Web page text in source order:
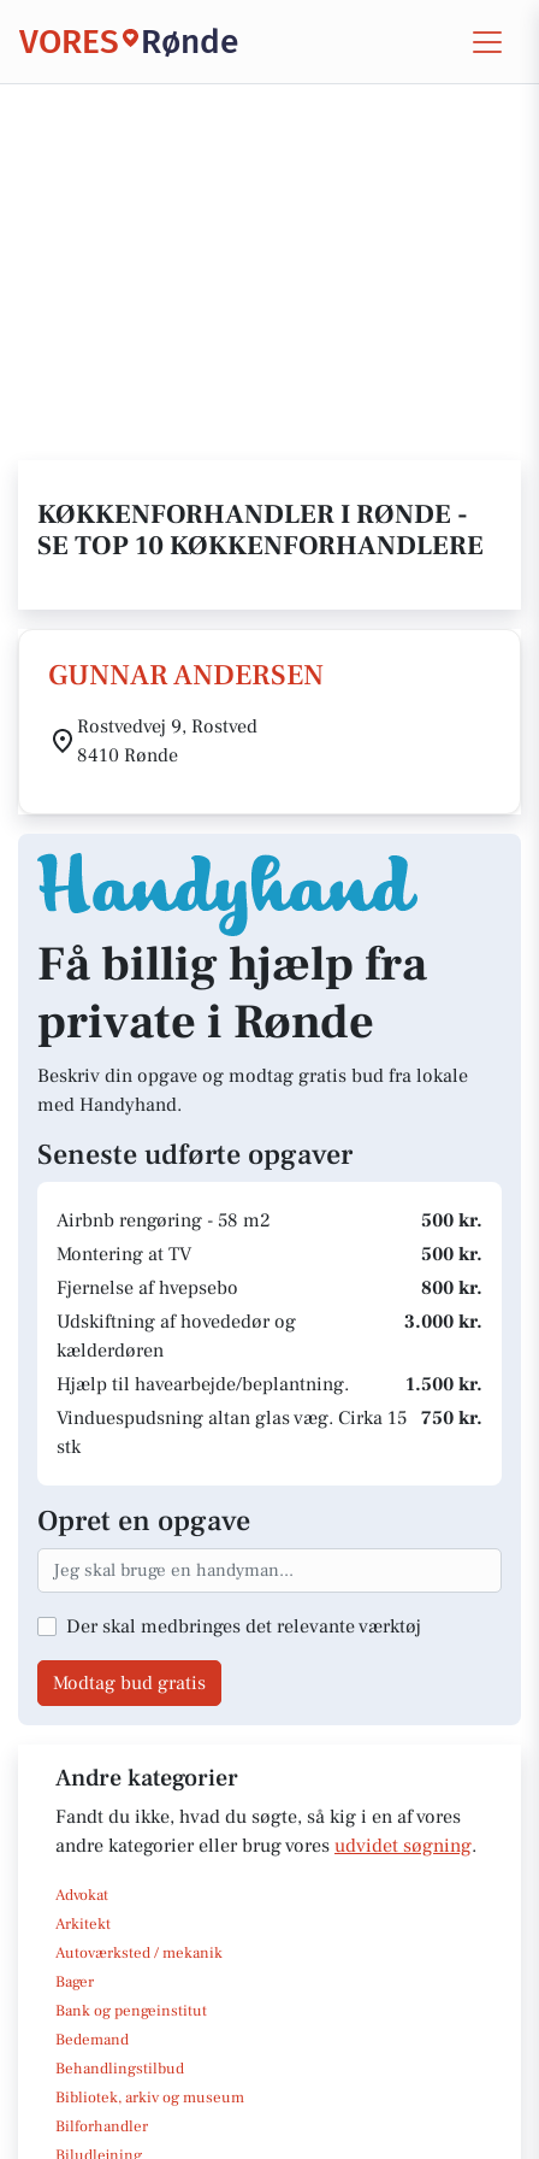
VORES Rønde
KØKKENFORHANDLER I RØNDE -
SE TOP 10 KØKKENFORHANDLERE
GUNNAR ANDERSEN
Rostvedvej 9, Rostved
8410 Rønde
Få billig hjælp fra
private i Rønde
Beskriv din opgave og modtag gratis bud fra lokale
med Handyhand.
Seneste udførte opgaver
Airbnb rengøring - 58 m2
500 kr.
Montering at TV
500 kr.
Fjernelse af hvepsebo
800 kr.
Udskiftning af hovededør og
kælderdøren
3.000 kr.
Hjælp til havearbejde/beplantning.
1.500 kr.
Vinduespudsning altan glas væg. Cirka 15
stk
750 kr.
Opret en opgave
Der skal medbringes det relevante værktøj
Modtag bud gratis
Andre kategorier
Fandt du ikke, hvad du søgte, så kig i en af vores
andre kategorier eller brug vores udvidet søgning.
Advokat
Arkitekt
Autoværksted / mekanik
Bager
Bank og pengeinstitut
Bedemand
Behandlingstilbud
Bibliotek, arkiv og museum
Bilforhandler
Biludlejning